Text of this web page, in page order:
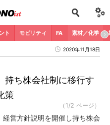
ト モビリティ FA 素材／化学
2020年11月18日
持ち株会社制に移行す
策
（1/2 ページ）
経営方針説明を開催し持ち株会